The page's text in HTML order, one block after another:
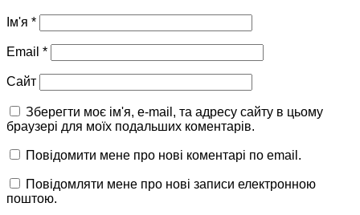
Ім'я *
Email *
Сайт
Зберегти моє ім'я, e-mail, та адресу сайту в цьому
браузері для моїх подальших коментарів.
Повідомити мене про нові коментарі по email.
Повідомляти мене про нові записи електронною
поштою.